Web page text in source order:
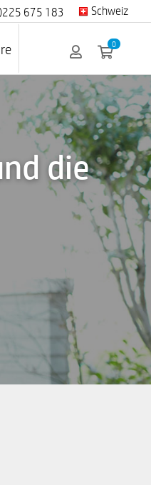
675 183 Schweiz
0
die